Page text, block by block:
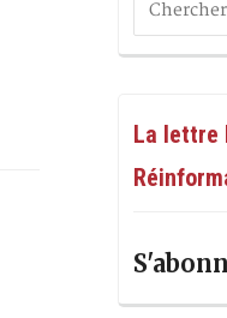
La lettre